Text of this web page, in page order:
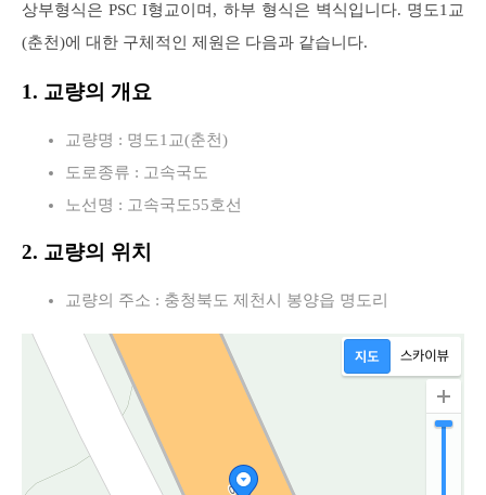
상부형식은 PSC I형교이며, 하부 형식은 벽식입니다. 명도1교
(춘천)에 대한 구체적인 제원은 다음과 같습니다.
1. 교량의 개요
교량명 : 명도1교(춘천)
도로종류 : 고속국도
노선명 : 고속국도55호선
2. 교량의 위치
교량의 주소 : 충청북도 제천시 봉양읍 명도리